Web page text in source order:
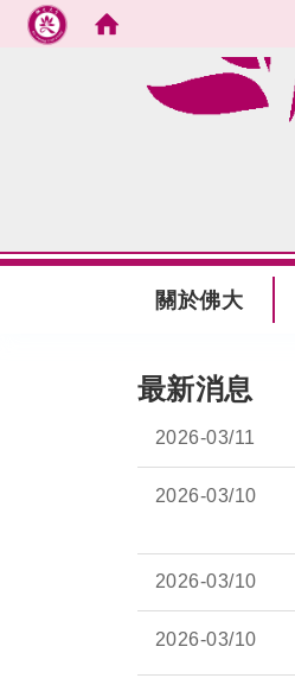
跳到主要內容
關於佛大
最新消息
2026-03/11
2026-03/10
2026-03/10
2026-03/10